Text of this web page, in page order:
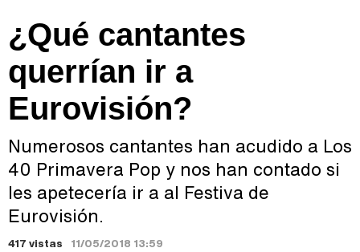
¿Qué cantantes
querrían ir a
Eurovisión?
Numerosos cantantes han acudido a Los
40 Primavera Pop y nos han contado si
les apetecería ir a al Festiva de
Eurovisión.
417 vistas 11/05/2018 13:59